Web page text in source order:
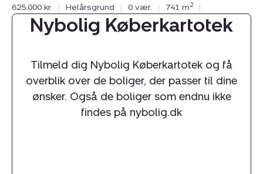
625.000 kr.
| Helårsgrund | 0 vær. | 741 m2 |
Nybolig Køberkartotek
Tilmeld dig Nybolig Køberkartotek og få
overblik over de boliger, der passer til dine
ønsker. Også de boliger som endnu ikke
findes på nybolig.dk